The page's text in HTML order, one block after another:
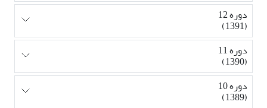
دوره 12
(1391)
دوره 11
(1390)
دوره 10
(1389)